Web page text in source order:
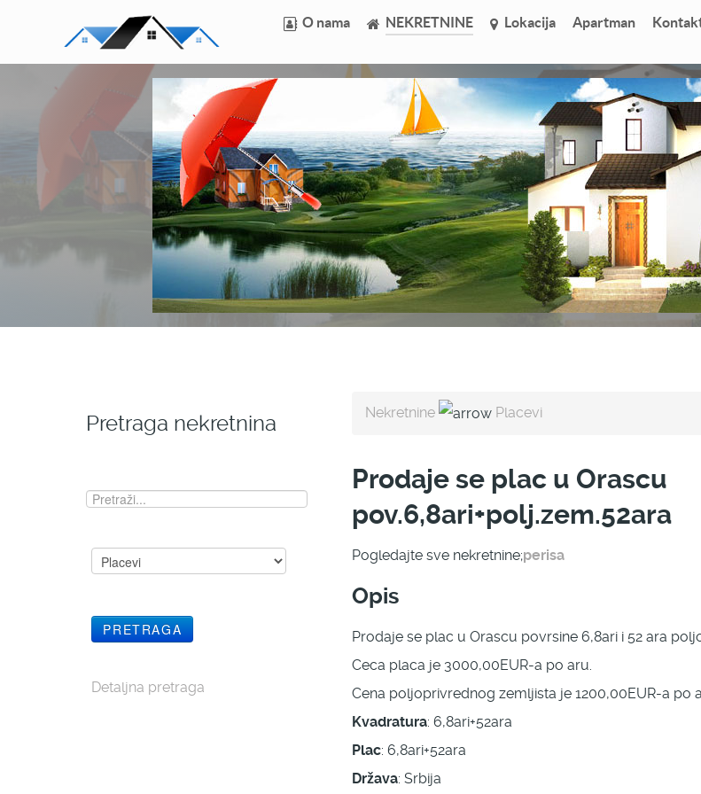
O nama NEKRETNINE Lokacija Apartman
Pretraga nekretnina
Detaljna pretraga
Nekretnine Placevi
Prodaje se plac u Orascu
pov.6,8ari+polj.zem.52ara
Pogledajte sve nekretnine;perisa
Opis
Prodaje se plac u Orascu povrsine 6,8ari i 52 ara
Ceca placa je 3000,00EUR-a po aru.
Cena poljoprivrednog zemljista je 1200,00EUR-a po
Kvadratura: 6,8ari+52ara
Plac: 6,8ari+52ara
Država: Srbija